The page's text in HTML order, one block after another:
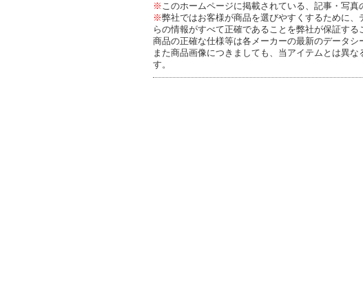
※ このホームページに掲載されている、記事・写
※弊社ではお客様が商品を選びやすくするために
らの情報がすべて正確であることを弊社が保証する
商品の正確な仕様等は各メーカーの最新のデータシ
また商品画像につきましても、当アイテムとは異
す。